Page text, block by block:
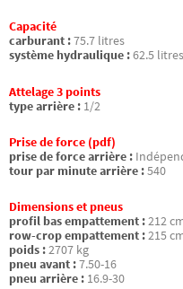
Capacité
carburant :75.7 litres
système hydraulique :62.5 litres
Attelage 3 points
type arrière : 1/2
Prise de force (pdf)
prise de force arrière :
tour par minute arrière :540
Dimensions et pneus
profil bas empattement :212
row-crop empattement :215
poids :2707 kg
pneu avant :7.50-16
pneu arrière : 16.9-30